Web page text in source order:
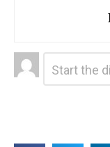
Leave
a
Comment